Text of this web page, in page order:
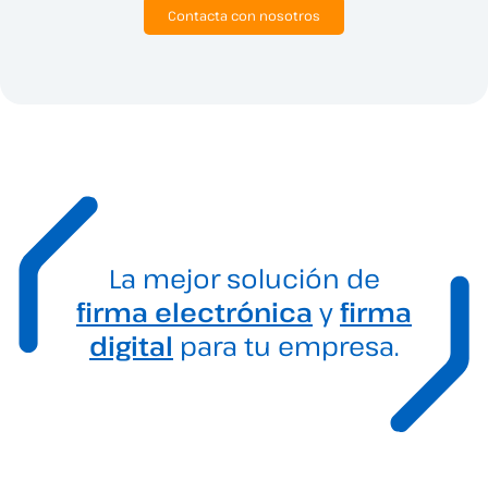
Contacta con nosotros
La mejor solución de
firma electrónica yfirma
digital para tu empresa.